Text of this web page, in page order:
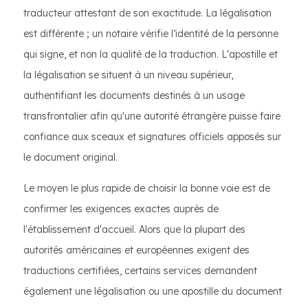
traducteur attestant de son exactitude. La légalisation
est différente ; un notaire vérifie l’identité de la personne
qui signe, et non la qualité de la traduction. L'apostille et
la légalisation se situent à un niveau supérieur,
authentifiant les documents destinés à un usage
transfrontalier afin qu'une autorité étrangère puisse faire
confiance aux sceaux et signatures officiels apposés sur
le document original.
Le moyen le plus rapide de choisir la bonne voie est de
confirmer les exigences exactes auprès de
l'établissement d'accueil. Alors que la plupart des
autorités américaines et européennes exigent des
traductions certifiées, certains services demandent
également une légalisation ou une apostille du document